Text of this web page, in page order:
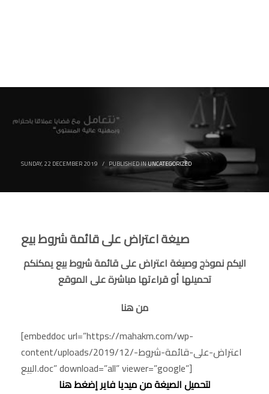
SUNDAY, 22 DECEMBER 2019 / PUBLISHED INUNCATEGORIZED
صيغة اعتراض على قائمة شروط بيع
اليكم نموذج وصيغة اعتراض على قائمة شروط بيع يمكنكم
تحميلها أو قراءتها مباشرة على الموقع
من هنا
[embeddoc url=”https://mahakm.com/wp-
content/uploads/2019/12/اعتراض-على-قائمة-شروط-
البيع.doc” download=”all” viewer=”google”]
لتحميل الصيغة من ميديا فاير إضغط هنا